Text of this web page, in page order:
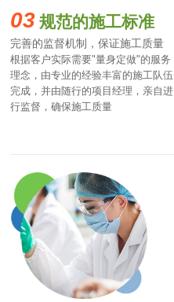
03 规范的施工标准
完善的监督机制，保证施工质量
根据客户实际需要"量身定做"的服务
理念，由专业的经验丰富的施工队伍
完成，并由随行的项目经理，亲自进
行监督，确保施工质量